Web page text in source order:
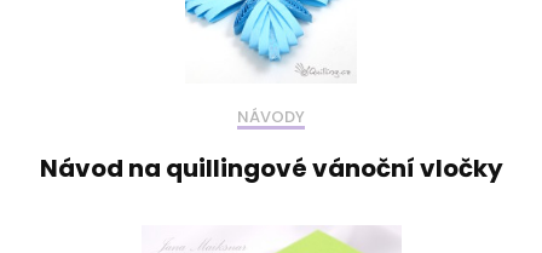
NÁVODY
Návod na quillingové vánoční vločky